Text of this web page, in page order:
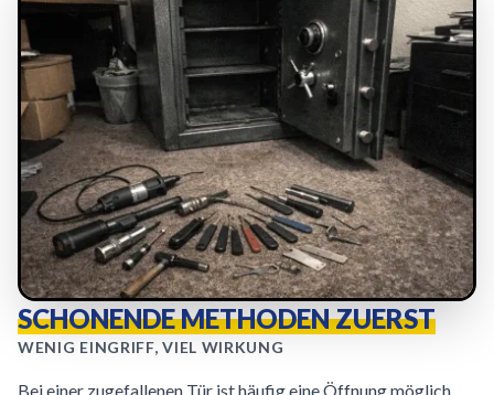
SCHONENDE METHODEN ZUERST
WENIG EINGRIFF, VIEL WIRKUNG
Bei einer zugefallenen Tür ist häufig eine Öffnung möglich,